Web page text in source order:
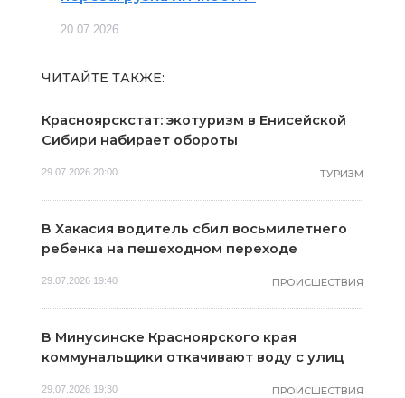
20.07.2026
ЧИТАЙТЕ ТАКЖЕ:
Красноярскстат: экотуризм в Енисейской
Сибири набирает обороты
29.07.2026 20:00 ТУРИЗМ
В Хакасия водитель сбил восьмилетнего
ребенка на пешеходном переходе
29.07.2026 19:40 ПРОИСШЕСТВИЯ
В Минусинске Красноярского края
коммунальщики откачивают воду с улиц
29.07.2026 19:30 ПРОИСШЕСТВИЯ